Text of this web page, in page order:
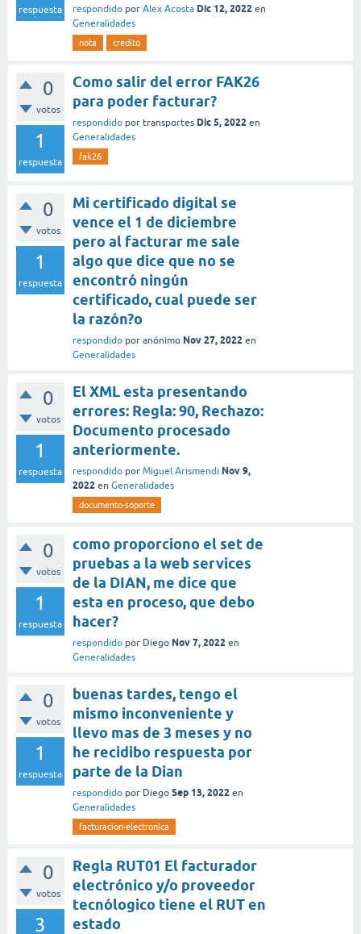
respuesta respondido por Alex Acosta Dic 12, 2022 en
Generalidades
nota credito
0
votos
1
respuesta
Como salir del error FAK26
para poder facturar?
respondido por transportes Dic 5, 2022 en
Generalidades
fak26
0
votos
1
respuesta
Mi certificado digital se
vence el 1 de diciembre
pero al facturar me sale
algo que dice que no se
encontró ningún
certificado, cual puede ser
la razón?o
respondido por anónimo Nov 27, 2022 en
Generalidades
0
votos
1
respuesta
El XML esta presentando
errores: Regla: 90, Rechazo:
Documento procesado
anteriormente.
respondido por Miguel Arismendi Nov 9,
2022 en Generalidades
documento-soporte
0
votos
1
respuesta
como proporciono el set de
pruebas a la web services
de la DIAN, me dice que
esta en proceso, que debo
hacer?
respondido por Diego Nov 7, 2022 en
Generalidades
0
votos
1
respuesta
buenas tardes, tengo el
mismo inconveniente y
llevo mas de 3 meses y no
he recidibo respuesta por
parte de la Dian
respondido por Diego Sep 13, 2022 en
Generalidades
facturacion-electronica
0
votos
3
Regla RUT01 El facturador
electrónico y/o proveedor
tecnólogico tiene el RUT en
estado